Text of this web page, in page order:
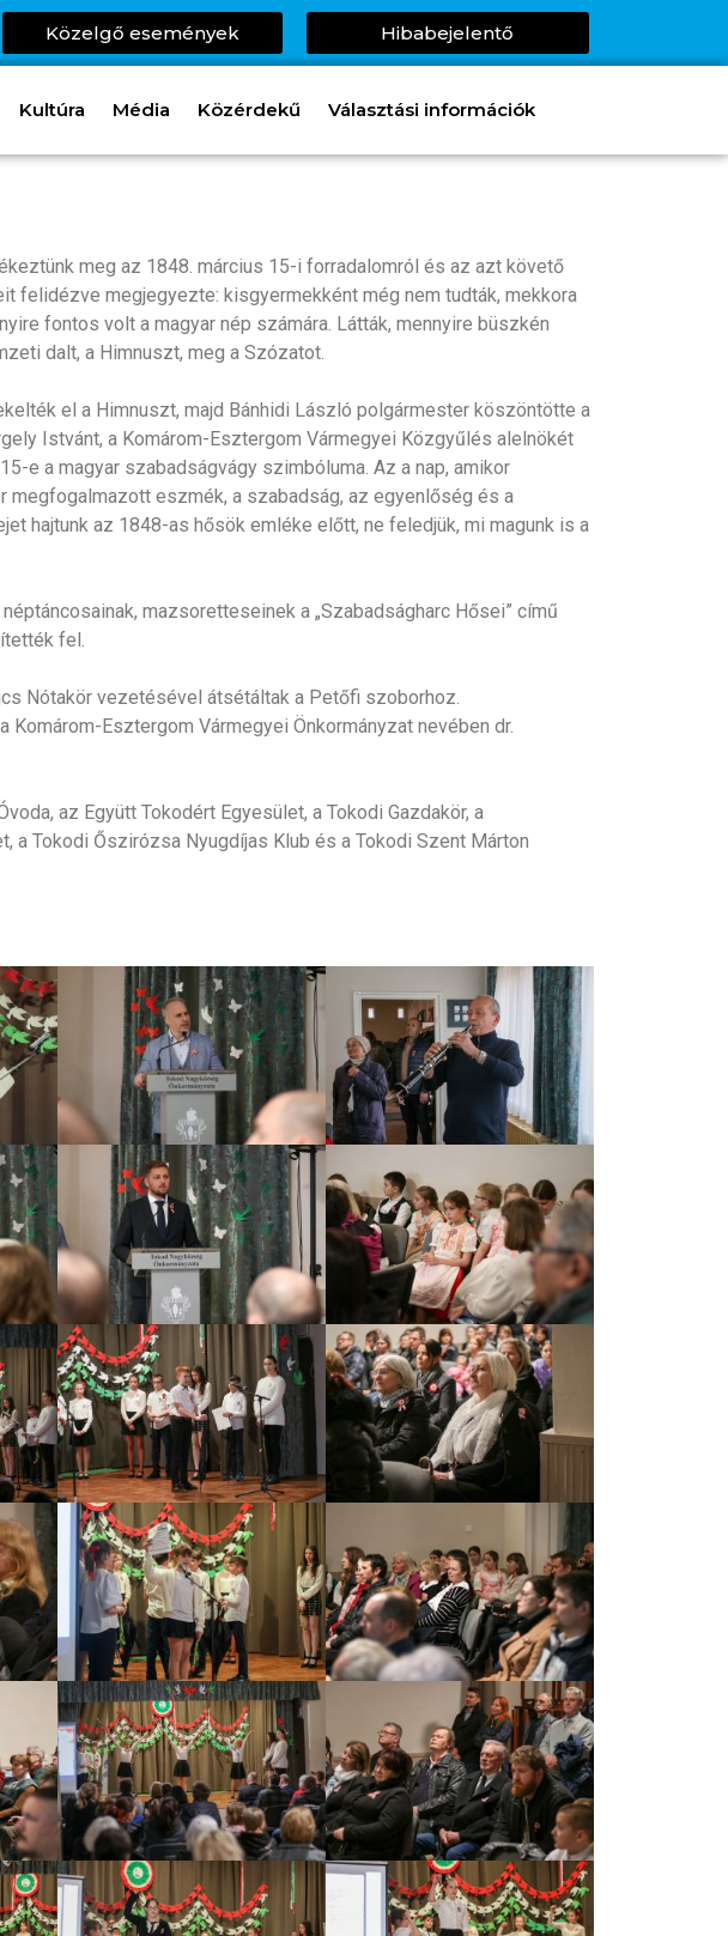
Közelgő események Hibabejelentő
Kultúra Média Közérdekű Választási információk
meg az 1848. március 15-i forradalomról és az azt követő
felidézve megjegyezte: kisgyermekként még nem tudták, mekkora
fontos volt a magyar nép számára. Látták, mennyire büszkén
dalt, a Himnuszt, meg a Szózatot.
el a Himnuszt, majd Bánhidi László polgármester köszöntötte a
Istvánt, a Komárom-Esztergom Vármegyei Közgyűlés alelnökét
e a magyar szabadságvágy szimbóluma. Az a nap, amikor
eszmék, a szabadság, az egyenlőség és a
hajtunk az 1848-as hősök emléke előtt, ne feledjük, mi magunk is a
mazsoretteseinek a „Szabadságharc Hősei” című
fel.
Nótakör vezetésével átsétáltak a Petőfi szoborhoz.
Esztergom Vármegyei Önkormányzat nevében dr.
az Együtt Tokodért Egyesület, a Tokodi Gazdakör, a
a Tokodi Őszirózsa Nyugdíjas Klub és a Tokodi Szent Márton